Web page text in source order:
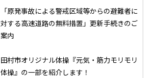
「原発事故による警戒区域等からの避難者に
対する高速道路の無料措置」更新手続きのご
案内
田村市オリジナル体操『元気・筋力モリモリ
体操』の一部を紹介します！